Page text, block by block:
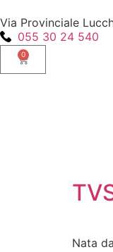
Via Provinciale
055 30 24 540
0
Nata